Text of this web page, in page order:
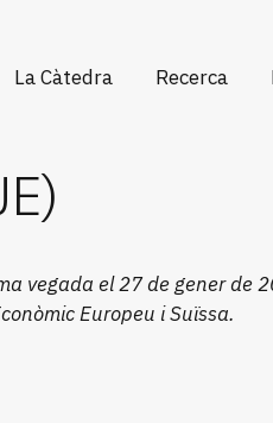
La Càtedra
Equip
Recerca
Processos
tecnològics
Aplicacions
vegada el 27 de gener de
Europeu i Suïssa.